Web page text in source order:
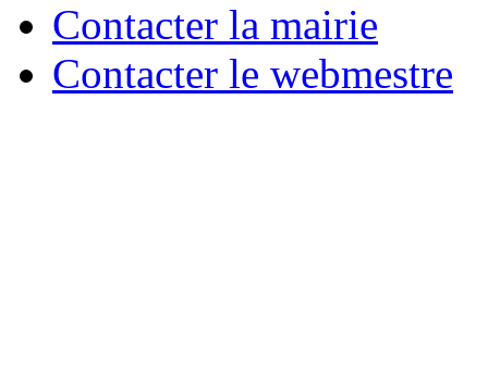
Contacter la mairie
Contacter le webmestre